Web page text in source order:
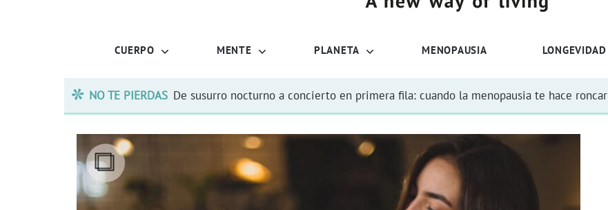
CUERPO MENTE PLANETA MENOPAUSIA LONGEVIDAD
NO TE PIERDAS De susurro nocturno a concierto en primera fila: cuando la menopausia te hace roncar